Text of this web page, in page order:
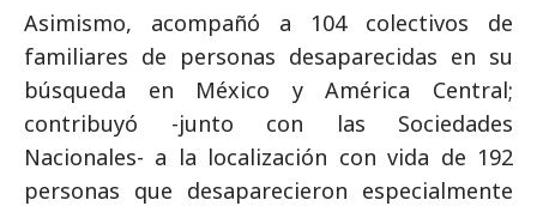
Asimismo, acompañó a 104 colectivos de
familiares de personas desaparecidas en su
búsqueda en México y América Central;
contribuyó -junto con las Sociedades
Nacionales- a la localización con vida de 192
personas que desaparecieron especialmente